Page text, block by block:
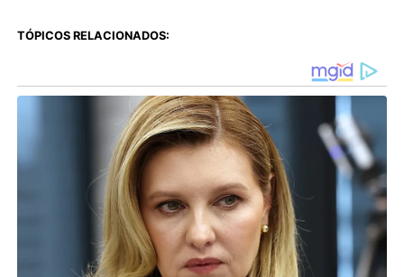
TÓPICOS RELACIONADOS: